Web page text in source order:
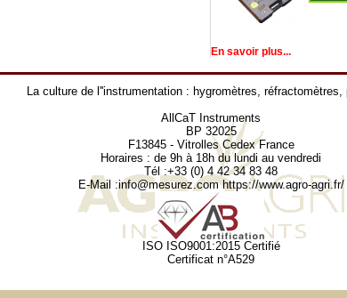
En savoir plus...
La culture de l''instrumentation : hygromètres, réfractomètres,
AllCaT Instruments
BP 32025
F13845 - Vitrolles Cedex France
Horaires : de 9h à 18h du lundi au vendredi
Tél :+33 (0) 4 42 34 83 48
E-Mail :info@mesurez.com https://www.agro-agri.fr/
ISO ISO9001:2015 Certifié
Certificat n°A529